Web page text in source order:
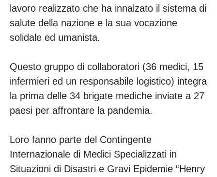
lavoro realizzato che ha innalzato il sistema di
salute della nazione e la sua vocazione
solidale ed umanista.
Questo gruppo di collaboratori (36 medici, 15
infermieri ed un responsabile logistico) integra
la prima delle 34 brigate mediche inviate a 27
paesi per affrontare la pandemia.
Loro fanno parte del Contingente
Internazionale di Medici Specializzati in
Situazioni di Disastri e Gravi Epidemie “Henry